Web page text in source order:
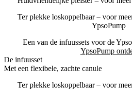
Ter plekke loskoppelbaar – voor
YpsoPump
Een van de infuussets voor de
YpsoPump
De infuusset
Met een flexibele, zachte canule
Ter plekke loskoppelbaar – voor